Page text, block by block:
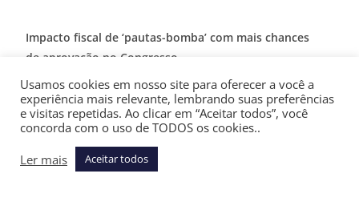
Impacto fiscal de ‘pautas-bomba’ com mais chances
de aprovação no Congresso
Proposição
Tema /
Descrição
Impacto fiscal
estimado
108/2021
Elevação do
teto do
Usamos cookies em nosso site para oferecer a você a
experiência mais relevante, lembrando suas preferências
e visitas repetidas. Ao clicar em “Aceitar todos”, você
concorda com o uso de TODOS os cookies..
Ler mais
Aceitar todos